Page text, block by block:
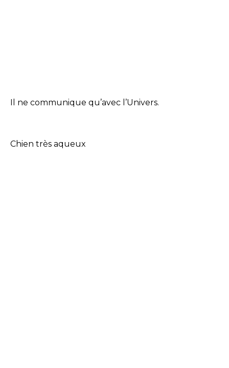
Il ne communique qu’avec l’Univers.
Chien très aqueux